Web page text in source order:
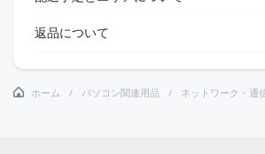
返品について
ホーム パソコン関連用品 ネットワーク・通